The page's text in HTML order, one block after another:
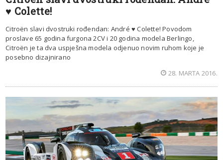
♥ Colette!
Citroën slavi dvostruki rođendan: André ♥ Colette! Povodom
proslave 65 godina furgona 2CV i 20 godina modela Berlingo,
Citroën je ta dva uspješna modela odjenuo novim ruhom koje je
posebno dizajnirano
28. MARTA 2016.